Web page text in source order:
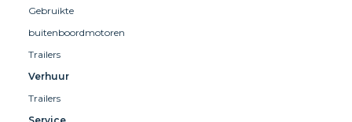
Gebruikte
buitenboordmotoren
Trailers
Verhuur
Trailers